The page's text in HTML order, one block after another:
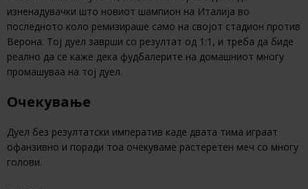
изненадувачки што новиот шампион на Италија во
последното коло ремизираше само на својот стадион против
Верона. Тој дуел заврши со резултат од 1:1, и треба да биде
реално да се каже дека фудбалерите на домашниот многу
промашуваа на тој дуел.
Очекување
Дуел без резултатски императив каде двата тима играат
офанзивно и поради тоа очекуваме растеретен меч со многу
голови.